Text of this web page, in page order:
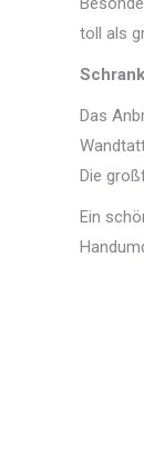
toll als
Das
Die
Ein